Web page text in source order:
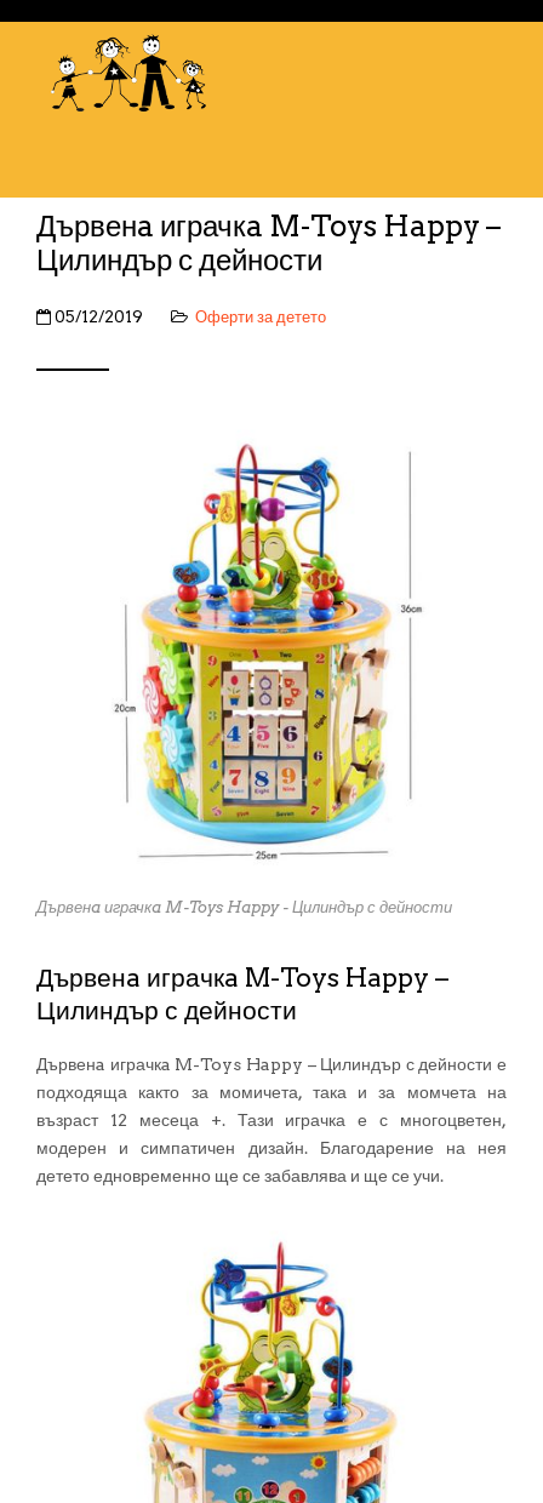
Дървенa играчкa M-Toys Happy –
Цилиндър с дейности
05/12/2019 Оферти за детето
Дървенa играчкa M-Toys Happy - Цилиндър с дейности
Дървенa играчкa M-Toys Happy –
Цилиндър с дейности
Дървенa играчкa M-Toys Happy – Цилиндър с дейности е
подходяща както за момичета, така и за момчета на
възраст 12 месеца +. Тази играчка е с многоцветен,
модерен и симпатичен дизайн. Благодарение на нея
детето едновременно ще се забавлява и ще се учи.